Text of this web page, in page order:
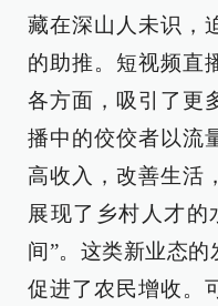
藏在深山人未识，
的助推。短视频直
各方面，吸引了更
播中的佼佼者以流
高收入，改善生活
展现了乡村人才的
间”。这类新业态的
促进了农民增收。